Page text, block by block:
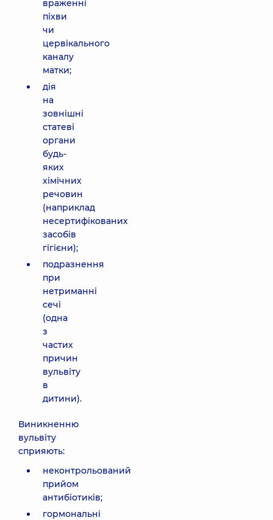
враженні
піхви
чи
цервікального
каналу
матки;
дія
на
зовнішні
статеві
органи
будь-
яких
хімічних
речовин
(наприклад
несертифікованих
засобів
гігієни);
подразнення
при
нетриманні
сечі
(одна
з
частих
причин
вульвіту
в
дитини).
Виникненню
вульвіту
сприяють:
неконтрольований
прийом
антибіотиків;
гормональні